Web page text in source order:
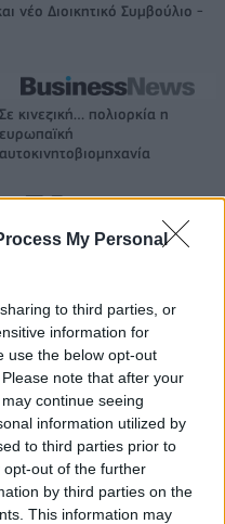
My Personal
to third parties, or
information for
use the below opt-out
note that after your
continue seeing
information utilized by
to third parties prior to
out of the further
by third parties on the
This information may
νέο Διοικητικό Συμβούλιο -
Σε κινεζική… πολιορκία η
ευρωπαϊκή
αυτοκινητοβιομηχανία
της αποδοτικότητας
Γιαννακόπουλος: «Όταν σου
ρίχνουν μια πέτρα, τους
καταστρέφεις» (vid)
τον Ιούλιο